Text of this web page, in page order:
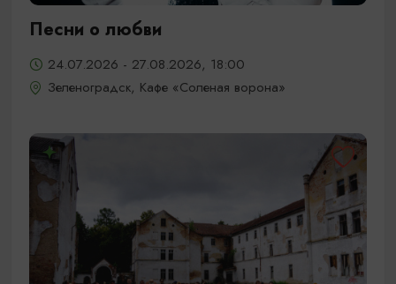
Песни о любви
24.07.2026 - 27.08.2026, 18:00
Зеленоградск, Кафе «Соленая ворона»